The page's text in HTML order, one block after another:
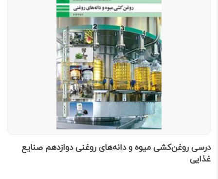
درسی روغن‌کشی میوه و دانه‌های روغنی دوازدهم صنایع
غذایی